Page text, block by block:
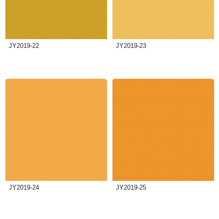
JY2019-22 JY2019-23
JY2019-24 JY2019-25